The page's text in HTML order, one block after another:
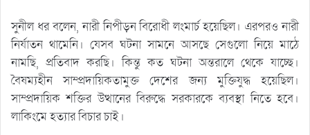
সুনীল ধর বলেন, নারী নিপীড়ন বিরোধী লংমার্চ হয়েছিল। এরপরও নারী
নির্যাতন থামেনি। যেসব ঘটনা সামনে আসছে সেগুলো নিয়ে মাঠে
নামছি, প্রতিবাদ করছি। কিন্তু কত ঘটনা অন্তরালে থেকে যাচ্ছে।
বৈষম্যহীন সাম্প্রদায়িকতামুক্ত দেশের জন্য মুক্তিযুদ্ধ হয়েছিল।
সাম্প্রদায়িক শক্তির উত্থানের বিরুদ্ধে সরকারকে ব্যবস্থা নিতে হবে।
লাকিংমে হত্যার বিচার চাই।